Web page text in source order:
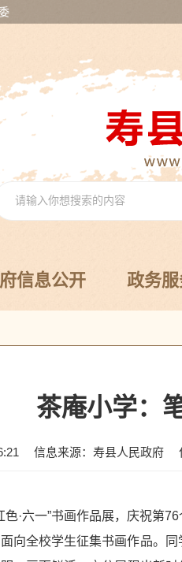
信息公开 政务
茶庵小学：
信息来源：寿县人民政府
·六一”书画作品展，庆祝第
向全校学生征集书画作品。